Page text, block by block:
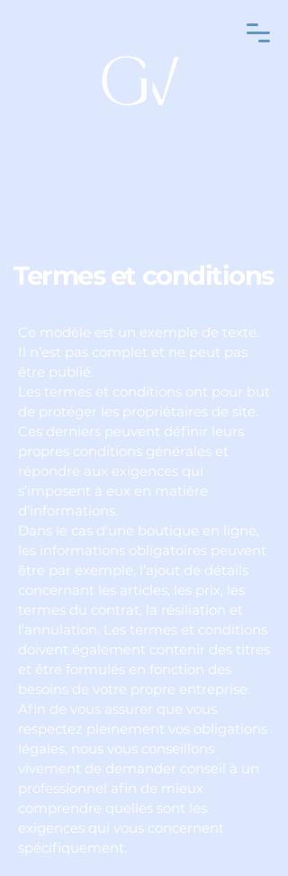
Termes et conditions
Ce modèle est un exemple de texte.
Il n’est pas complet et ne peut pas
être publié.
Les termes et conditions ont pour but
de protéger les propriétaires de site.
Ces derniers peuvent définir leurs
propres conditions générales et
répondre aux exigences qui
s’imposent à eux en matière
d’informations.
Dans le cas d’une boutique en ligne,
les informations obligatoires peuvent
être par exemple, l’ajout de détails
concernant les articles, les prix, les
termes du contrat, la résiliation et
l’annulation. Les termes et conditions
doivent également contenir des titres
et être formulés en fonction des
besoins de votre propre entreprise.
Afin de vous assurer que vous
respectez pleinement vos obligations
légales, nous vous conseillons
vivement de demander conseil à un
professionnel afin de mieux
comprendre quelles sont les
exigences qui vous concernent
spécifiquement.